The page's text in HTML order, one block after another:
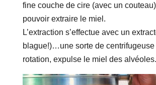
fine couche de cire (avec un
pouvoir extraire le miel.
L’extraction s’effectue avec un
blague!)…une sorte de centrifugeuse
rotation, expulse le miel des alvéoles.